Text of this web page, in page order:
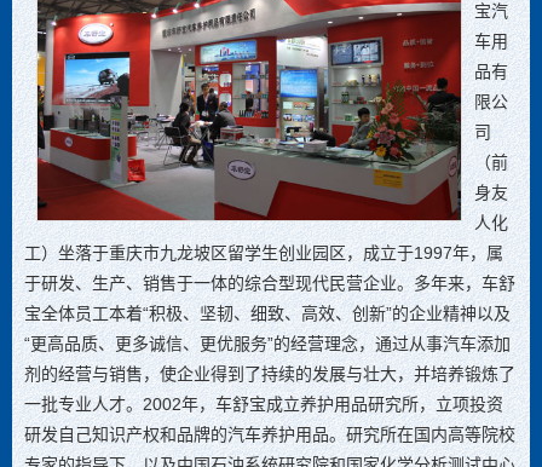
宝汽
车用
品有
限公
司
（前
身友
人化
工）坐落于重庆市九龙坡区留学生创业园区，成立于1997年，属
于研发、生产、销售于一体的综合型现代民营企业。多年来，车舒
宝全体员工本着“积极、坚韧、细致、高效、创新”的企业精神以及
“更高品质、更多诚信、更优服务”的经营理念，通过从事汽车添加
剂的经营与销售，使企业得到了持续的发展与壮大，并培养锻炼了
一批专业人才。2002年，车舒宝成立养护用品研究所，立项投资
研发自己知识产权和品牌的汽车养护用品。研究所在国内高等院校